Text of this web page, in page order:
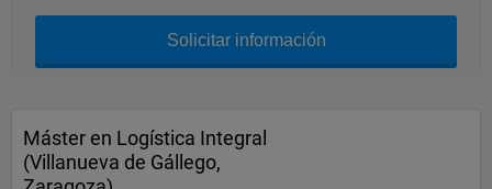
Solicitar información
Máster en Logística Integral
(Villanueva de Gállego,